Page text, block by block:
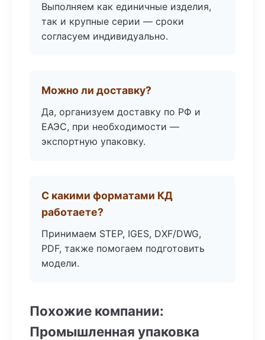
Выполняем как единичные изделия,
так и крупные серии — сроки
согласуем индивидуально.
Можно ли доставку?
Да, организуем доставку по РФ и
ЕАЭС, при необходимости —
экспортную упаковку.
С какими форматами КД
работаете?
Принимаем STEP, IGES, DXF/DWG,
PDF, также помогаем подготовить
модели.
Похожие компании:
Промышленная упаковка